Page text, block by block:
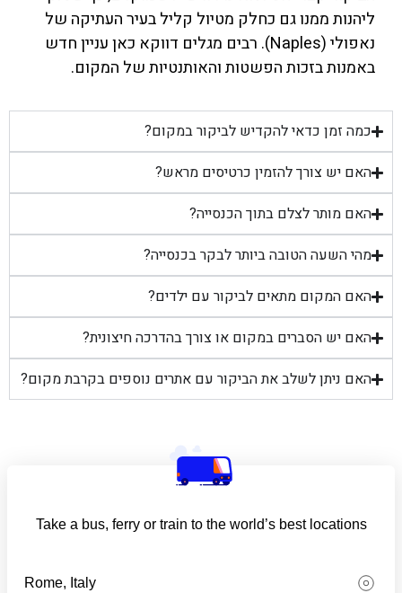
ליהנות ממנו גם כחלק מטיול קליל בעיר העתיקה של
נאפולי (Naples). רבים מגלים דווקא כאן עניין חדש
באמנות בזכות הפשטות והאותנטיות של המקום.
כמה זמן כדאי להקדיש לביקור במקום?
האם יש צורך להזמין כרטיסים מראש?
האם מותר לצלם בתוך הכנסייה?
מהי השעה הטובה ביותר לבקר בכנסייה?
האם המקום מתאים לביקור עם ילדים?
האם יש הסברים במקום או צורך בהדרכה חיצונית?
האם ניתן לשלב את הביקור עם אתרים נוספים בקרבת מקום?
Take a bus, ferry or train to the world’s best locations